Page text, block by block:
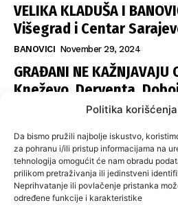
Politika
Da bismo pružili najbolje iskustvo,
za pohranu i/ili pristup informacijama na
tehnologija omogućit će nam obradu
prilikom pretraživanja ili jedinstveni
Neprihvatanje ili povlačenje pristanka
određene funkcije i karakteristike
VELIKA KLADUŠA I
Višegrad i Centar
BANOVICI November 29, 2024
GRAĐANI NE KAŽNJAVAJU
Kneževo, Derventa,
šapom istih stranaka
SNSD UČVRSTIO VLAST U
SARAJEVU: Opoziciji
raspodjela funkcija